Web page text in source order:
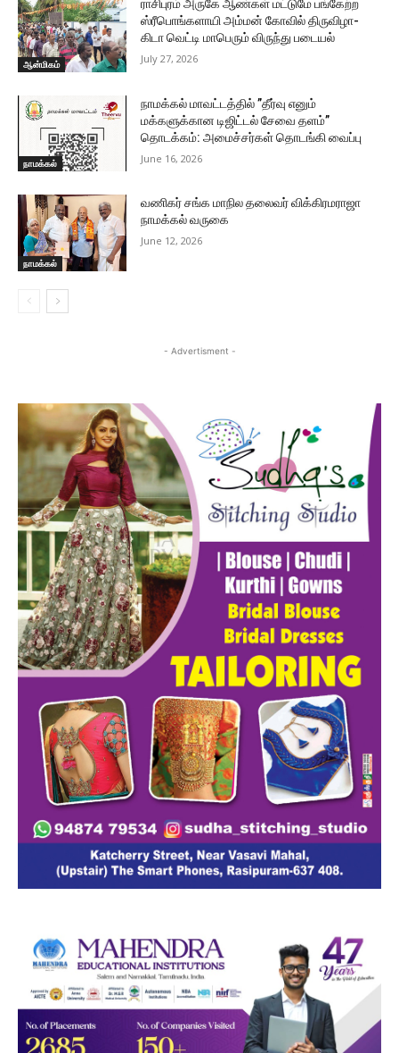
ஆன்மிகம்
ராசிபுரம் அருகே ஆண்கள் மட்டுமே பங்கேற்ற
ஸ்ரீபொங்களாயி அம்மன் கோவில் திருவிழா-
கிடா வெட்டி மாபெரும் விருந்து படையல்
July 27, 2026
நாமக்கல்
நாமக்கல் மாவட்டத்தில் ”தீர்வு எனும்
மக்களுக்கான டிஜிட்டல் சேவை தளம்”
தொடக்கம்: அமைச்சர்கள் தொடங்கி வைப்பு
June 16, 2026
நாமக்கல்
வணிகர் சங்க மாநில தலைவர் விக்கிரமராஜா
நாமக்கல் வருகை
June 12, 2026
- Advertisment -